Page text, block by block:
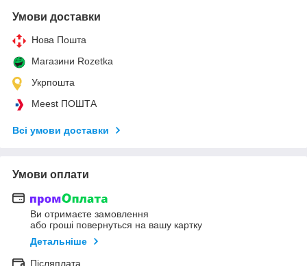
Умови доставки
Нова Пошта
Магазини Rozetka
Укрпошта
Meest ПОШТА
Всі умови доставки
Умови оплати
Ви отримаєте замовлення
або гроші повернуться на вашу картку
Детальніше
Післяплата